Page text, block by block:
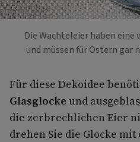
Die Wachteleier haben
und müssen für Ostern gar
Für diese Dekoidee
Glasglocke und
die zerbrechlichen Eier
drehen Sie die Glocke